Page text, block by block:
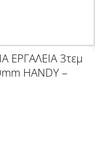
ΕΡΓΑΛΕΙΑ 3τεμ
HANDY –
200mm 300mm ΚΑΙ